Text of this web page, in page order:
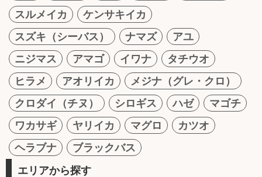
スルメイカ
ケンサキイカ
スズキ（シーバス）
ナマズ
アユ
ニジマス
アマゴ イワナ
タチウオ
ヒラメ
アオリイカ
メジナ（グレ・クロ）
クロダイ（チヌ）
シロギス ハゼ
マゴチ
ワカサギ
ヤリイカ マグロ
カツオ
ヘラブナ
ブラックバス
エリアから探す